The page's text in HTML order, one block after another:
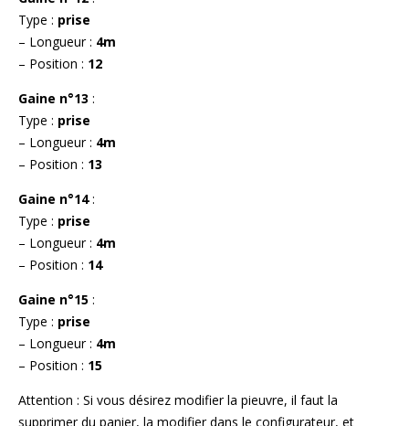
Type : prise
– Longueur : 4m
– Position : 12
Gaine n°13 :
Type : prise
– Longueur : 4m
– Position : 13
Gaine n°14:
Type : prise
– Longueur : 4m
– Position : 14
Gaine n°15 :
Type : prise
– Longueur : 4m
– Position : 15
Attention : Si vous désirez modifier la pieuvre, il faut la
supprimer du panier, la modifier dans le configurateur, et